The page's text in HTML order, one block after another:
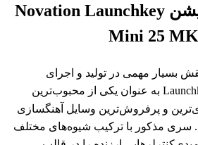
میدی کنترلر نویشن Novation Launchkey
Mini 25
بسیار مهمی در تولید و اجرای
موسیقی دارند. سری Launchkey به عنوان یکی از محبوب‌ترین
و پرفروش‌ترین وسایل آهنگسازی
سری مذکور با ترکیب شیوه‌های مختلف